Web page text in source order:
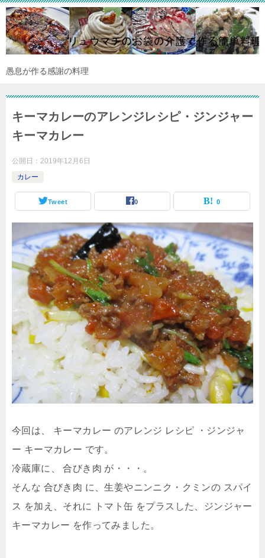
愚息が作る感謝の料理
キーマカレーのアレンジレシピ・ジンジャー
キーマカレー
公開日： 2019年12月6日
カレー
Tweet 0 0
今回は、 キーマカレー のアレンジ レシピ ・ジンジャ
ー キーマカレー です。
冷蔵庫に、 合びき肉 が・・・。
そんな 合びき肉 に、生姜やニンニク・クミンの スパイ
ス を加え、それに トマト缶 をプラスした、ジンジャー
キーマカレー を作ってみました。